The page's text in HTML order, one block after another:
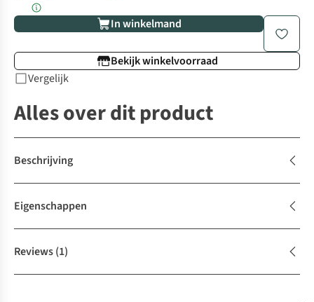
In winkelmand
Bekijk winkelvoorraad
Vergelijk
Alles over dit product
Beschrijving
Eigenschappen
Reviews(1)